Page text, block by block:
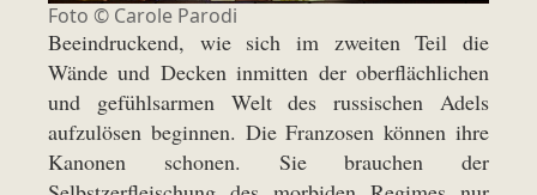
Foto © Carole Parodi
Beeindruckend, wie sich im zweiten Teil die
Wände und Decken inmitten der oberflächlichen
und gefühlsarmen Welt des russischen Adels
aufzulösen beginnen. Die Franzosen können ihre
Kanonen schonen. Sie brauchen der